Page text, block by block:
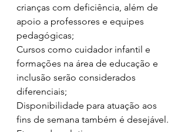
crianças com deficiência, além de
apoio a professores e equipes
pedagógicas;
Cursos como cuidador infantil e
formações na área de educação e
inclusão serão considerados
diferenciais;
Disponibilidade para atuação aos
fins de semana também é desejável.